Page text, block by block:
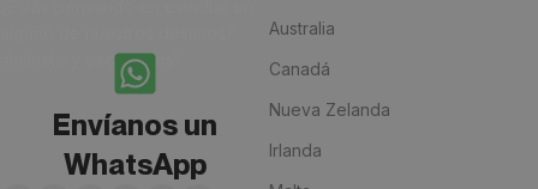
¡Anímate y escríbenos!
Envíanos un
WhatsApp
Australia
Canadá
Nueva Zelanda
Irlanda